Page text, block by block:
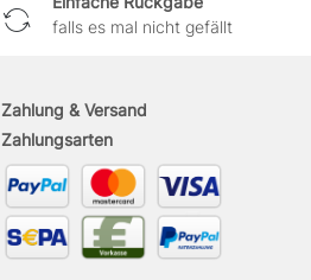
falls es mal nicht gefällt
Zahlung & Versand
Zahlungsarten